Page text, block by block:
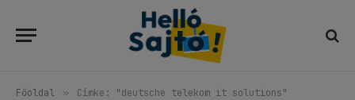
Főoldal » Címke: "deutsche telekom it solutions"